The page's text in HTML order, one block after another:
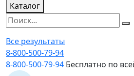
Каталог
Все результаты
8-800-500-79-94
8-800-500-79-94 Бесплатно по